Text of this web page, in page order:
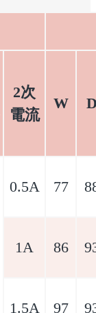
2次
電流
W
0.5A 77
1A 86
1.5A 97